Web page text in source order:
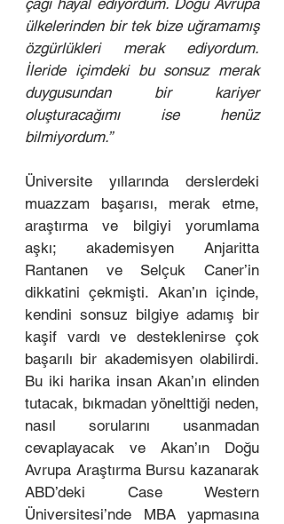
çağı hayal ediyordum. Doğu Avrupa
ülkelerinden bir tek bize uğramamış
özgürlükleri merak ediyordum.
İleride içimdeki bu sonsuz merak
duygusundan bir kariyer
oluşturacağımı ise henüz
bilmiyordum.”
Üniversite yıllarında derslerdeki
muazzam başarısı, merak etme,
araştırma ve bilgiyi yorumlama
aşkı; akademisyen Anjaritta
Rantanen ve Selçuk Caner’in
dikkatini çekmişti. Akan’ın içinde,
kendini sonsuz bilgiye adamış bir
kaşif vardı ve desteklenirse çok
başarılı bir akademisyen olabilirdi.
Bu iki harika insan Akan’ın elinden
tutacak, bıkmadan yönelttiği neden,
nasıl sorularını usanmadan
cevaplayacak ve Akan’ın Doğu
Avrupa Araştırma Bursu kazanarak
ABD’deki Case Western
Üniversitesi’nde MBA yapmasına